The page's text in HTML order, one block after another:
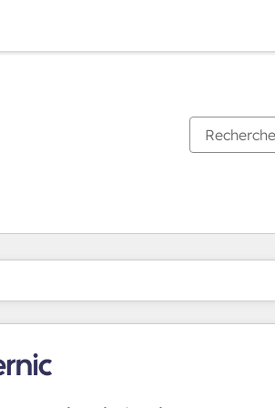
actuellement surPage
PagePagePagePagePagePagePagePage